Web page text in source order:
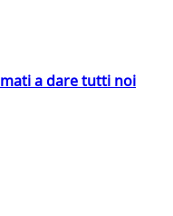
a dare tutti noi